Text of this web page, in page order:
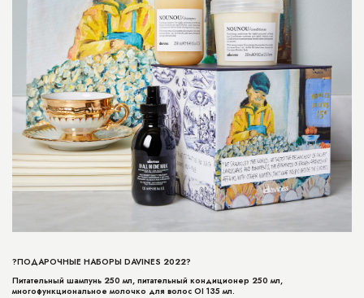
?ПОДАРОЧНЫЕ НАБОРЫ DAVINES 2022?
Питательный шампунь 250 мл, питательный кондиционер 250 мл,
многофункциональное молочко для волос OI 135 мл.